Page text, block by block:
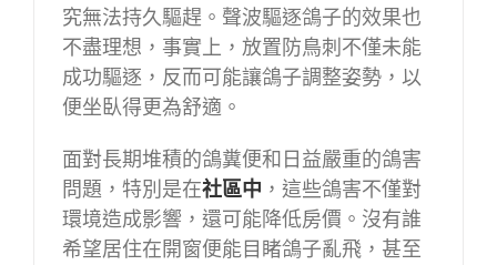
究無法持久驅趕。聲波驅逐鴿子的效果也
不盡理想，事實上，放置防鳥刺不僅未能
成功驅逐，反而可能讓鴿子調整姿勢，以
便坐臥得更為舒適。
面對長期堆積的鴿糞便和日益嚴重的鴿害
問題，特別是在社區中 ，這些鴿害不僅對
環境造成影響，還可能降低房價。沒有誰
希望居住在開窗便能目睹鴿子亂飛，甚至